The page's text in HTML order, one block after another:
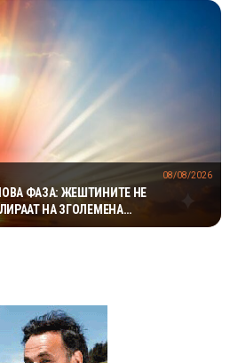
ФАЗА: ЖЕШТИНИТЕ НЕ
НА ЗГОЛЕМЕНА
08/08/2026